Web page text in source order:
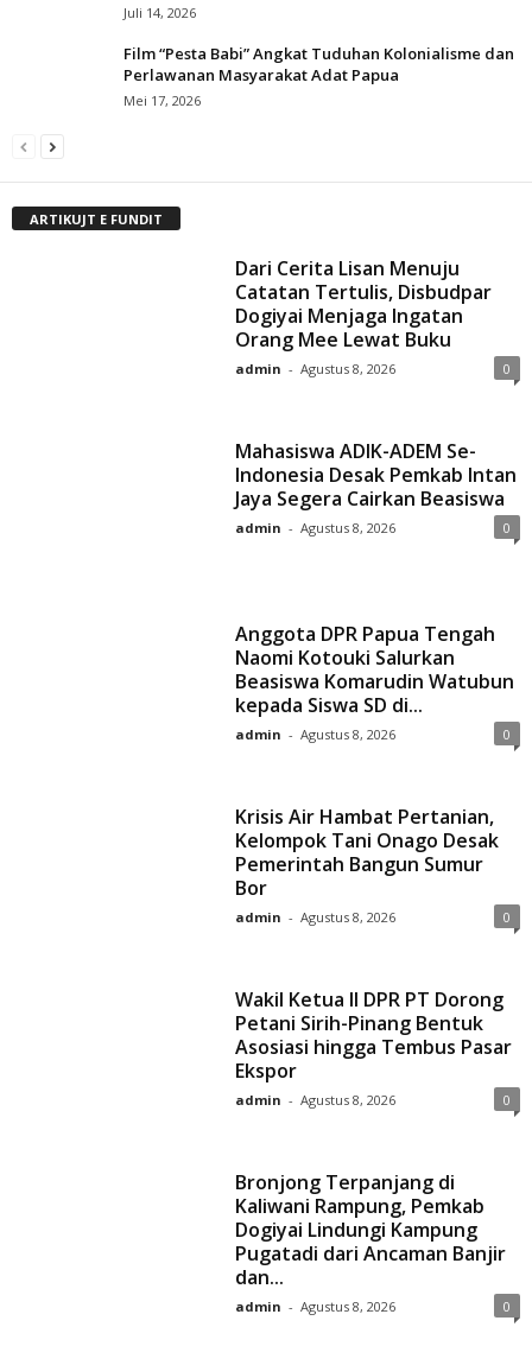
Juli 14, 2026
Film “Pesta Babi” Angkat Tuduhan Kolonialisme dan
Perlawanan Masyarakat Adat Papua
Mei 17, 2026
ARTIKUJT E FUNDIT
Dari Cerita Lisan Menuju
Catatan Tertulis, Disbudpar
Dogiyai Menjaga Ingatan
Orang Mee Lewat Buku
admin - Agustus 8, 2026 0
Mahasiswa ADIK-ADEM Se-
Indonesia Desak Pemkab Intan
Jaya Segera Cairkan Beasiswa
admin - Agustus 8, 2026 0
Anggota DPR Papua Tengah
Naomi Kotouki Salurkan
Beasiswa Komarudin Watubun
kepada Siswa SD di...
admin - Agustus 8, 2026 0
Krisis Air Hambat Pertanian,
Kelompok Tani Onago Desak
Pemerintah Bangun Sumur
Bor
admin - Agustus 8, 2026 0
Wakil Ketua II DPR PT Dorong
Petani Sirih-Pinang Bentuk
Asosiasi hingga Tembus Pasar
Ekspor
admin - Agustus 8, 2026 0
Bronjong Terpanjang di
Kaliwani Rampung, Pemkab
Dogiyai Lindungi Kampung
Pugatadi dari Ancaman Banjir
dan...
admin - Agustus 8, 2026 0